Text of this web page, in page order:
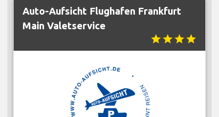
Auto-Aufsicht Flughafen Frankfurt
Main Valetservice
starstarstarstar